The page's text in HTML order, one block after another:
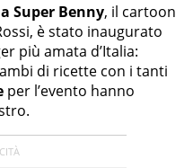
Super Benny, il cartoon
è stato inaugurato
più amata d’Italia:
di ricette con i tanti
per l’evento hanno